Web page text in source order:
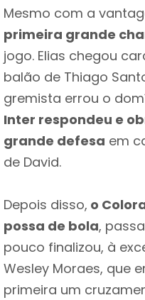
Mesmo com a
primeira grande
jogo. Elias chegou
balão de Thiago
gremista errou o
Inter respondeu e
grande defesa em
de David.
Depois disso, o
possa de bola,
pouco finalizou, à
Wesley Moraes, que
primeira um